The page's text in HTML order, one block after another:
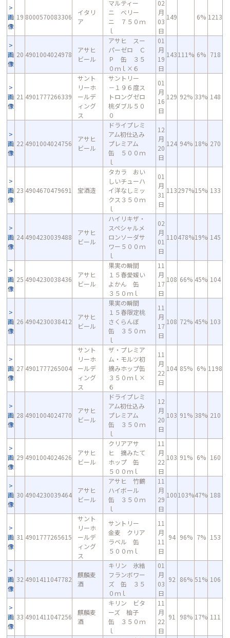
画
像
19 8000570083306
イタリ
ア
マルティー
ニ ベリー
ニ ７５０ｍ
ｌ
02
月
03
日
149 6% 1213
画
像
20 4901004024978
アサヒ
ビール
アサヒ スー
パーゼロ Ｃ
Ｐ 缶 ３５
０ｍｌ×６
01
月
19
日
143111% 6% 718
画
像
21 4901777266339
サント
リーホ
ールデ
ィング
ス
サントリー
－１９６度ス
トロングゼロ
桃ダブル５０
０
01
月
16
日
129 92% 33% 148
画
像
22 4901004024756
アサヒ
ビール
ドライプレミ
アム初仕込み
プレミアム
缶 ５００ｍ
ｌ
12
月
20
日
124 94% 18% 270
画
像
23 4904670479691 宝酒造
タカラ おい
しいチューハ
イ洋なしミッ
クス３５０ｍ
ｌ
01
月
31
日
113297%15% 133
画
像
24 4904230039488
アサヒ
ビール
ハイリキザ・
スペシャルメ
ロンソーダサ
ワー５００ｍ
ｌ
02
月
01
日
110478%19% 145
画
像
25 4904230038436
アサヒ
ビール
果実の瞬間
１５春愛媛い
よかん 缶
３５０ｍｌ
11
月
17
日
108 66% 45% 104
画
像
26 4904230038412
アサヒ
ビール
果実の瞬間
１５春限定桃
さくらんぼ
缶 ３５０ｍ
ｌ
11
月
17
日
108 72% 45% 103
画
像
27 4901777265004
サント
リーホ
ールデ
ィング
ス
ザ・プレミア
ム・モルツ初
摘みホップ缶
３５０ｍｌ×
６
11
月
22
日
104 85% 6% 1198
画
像
28 4901004024770
アサヒ
ビール
ドライプレミ
アム初仕込み
プレミアム
缶 ３５０ｍ
ｌ
12
月
20
日
103 91% 38% 210
画
像
29 4901004024626
アサヒ
ビール
クリアアサ
ヒ 摘みたて
ホップ 缶
５００ｍｌ
11
月
22
日
103 91% 6% 160
画
像
30 4904230039464
アサヒ
ビール
アサヒ 竹鶴
ハイボール
缶 ３５０ｍ
ｌ
11
月
29
日
100103%47% 188
画
像
31 4901777265615
サント
リーホ
ールデ
ィング
ス
サントリー
金麦 クリア
ラベル 缶
５００ｍｌ
11
月
11
日
94 96% 7% 153
画
像
32 4901411047782
麒麟麦
酒
キリン 氷結
フランボワー
ズ 缶 ３５
０ｍｌ
01
月
03
日
92 86% 51% 106
画
像
33 4901411047256
麒麟麦
酒
キリン ビタ
ーズ 柚子
缶 ３５０ｍ
ｌ
11
月
22
日
91 98% 17% 111